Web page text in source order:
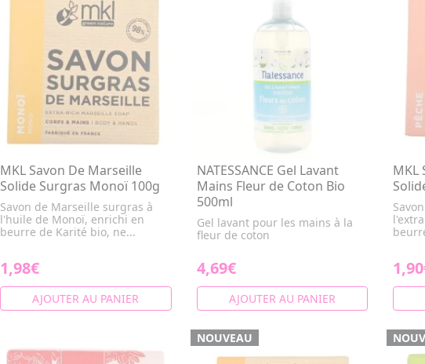
MKL Savon De Marseille
Solide Surgras Monoï 100g
Savon de Marseille surgras à
l'huile de Monoï, enrichi en
beurre de Karité bio, ne...
1,98€
AJOUTER AU PANIER
NATESSANCE Gel Lavant
Mains Fleur de Coton Bio
500ml
Gel lavant pour les mains à la
fleur de coton
4,69€
AJOUTER AU PANIER
MKL
NOUVEAU